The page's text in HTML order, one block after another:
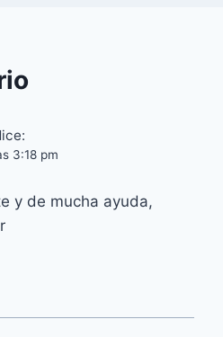
3:18 pm
y de mucha ayuda,